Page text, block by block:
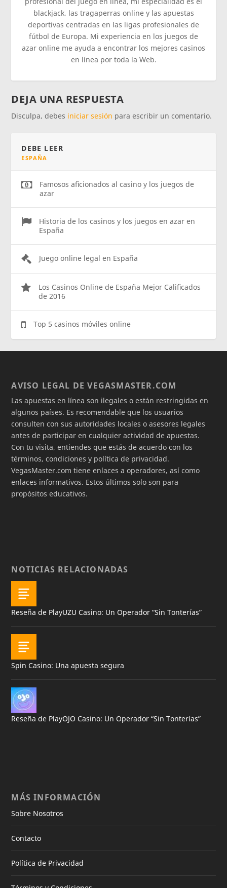
blackjack, las tragaperras online y las apuestas
deportivas centradas en las ligas profesionales de
fútbol de Europa. Mi experiencia en los juegos de
azar online me ayuda a encontrar los mejores casinos
en línea por toda la Web.
DEJA UNA RESPUESTA
Disculpa, debes iniciar sesión para escribir un comentario.
DEBE LEER
ESPAÑA
Famosos aficionados al casino y los juegos de
azar
Historia de los casinos y los juegos en azar en
España
Juego online legal en España
Los Casinos Online de España Mejor Calificados
de 2016
Top 5 casinos móviles online
AVISO LEGAL DE VEGASMASTER.COM
Las apuestas en línea son ilegales o están restringidas en
algunos países. Es recomendable que los usuarios
consulten con sus autoridades locales o asesores legales
antes de participar en cualquier actividad de apuestas.
Con tu visita, entiendes que estás de acuerdo con los
términos, condiciones y política de privacidad.
VegasMaster.com tiene enlaces a operadores, así como
enlaces informativos. Estos últimos solo son para
propósitos educativos.
NOTICIAS RELACIONADAS
Reseña de PlayUZU Casino: Un Operador “Sin Tonterías”
Spin Casino: Una apuesta segura
Reseña de PlayOJO Casino: Un Operador “Sin Tonterías”
MÁS INFORMACIÓN
Sobre Nosotros
Contacto
Política de Privacidad